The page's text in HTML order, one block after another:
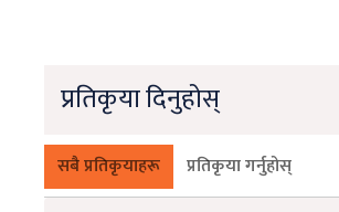
प्रतिकृया दिनुहोस्
सबै प्रतिकृयाहरू प्रतिकृया गर्नुहोस्